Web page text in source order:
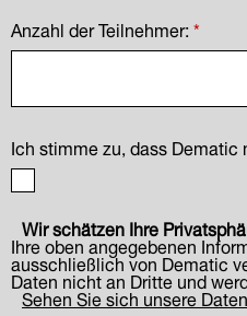
*
Anzahl der Teilnehmer:
Ich stimme zu, dass
Wir schätzen Ihre
Ihre oben angegebenen
ausschließlich von Dematic
Daten nicht an Dritte und
Sehen Sie sich unsere